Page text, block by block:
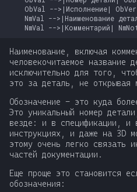
ObVal -->|Исполнение|
NmVal -->|Наименование
NmVal -->|Комментарий|
Наименование, включая
человекочитаемое название
исключительно для того,
это за деталь, не открывая
Обозначение - это куда
Это уникальный номер
везде: и в спецификации, и
инструкциях, и даже на 3D
этому очень легко связать
частей документации.
Еще проще это становится
обозначения: